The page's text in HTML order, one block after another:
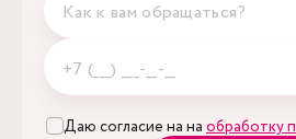
Даю согласие на на обработку